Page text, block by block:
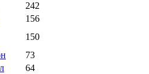
242
156
150
73
64